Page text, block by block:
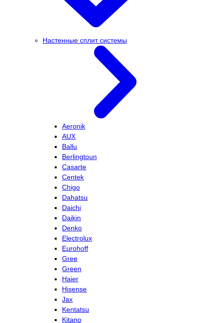
Настенные сплит системы
Aeronik
AUX
Ballu
Berlingtoun
Casarte
Centek
Chigo
Dahatsu
Daichi
Daikin
Denko
Electrolux
Eurohoff
Gree
Green
Haier
Hisense
Jax
Kentatsu
Kitano